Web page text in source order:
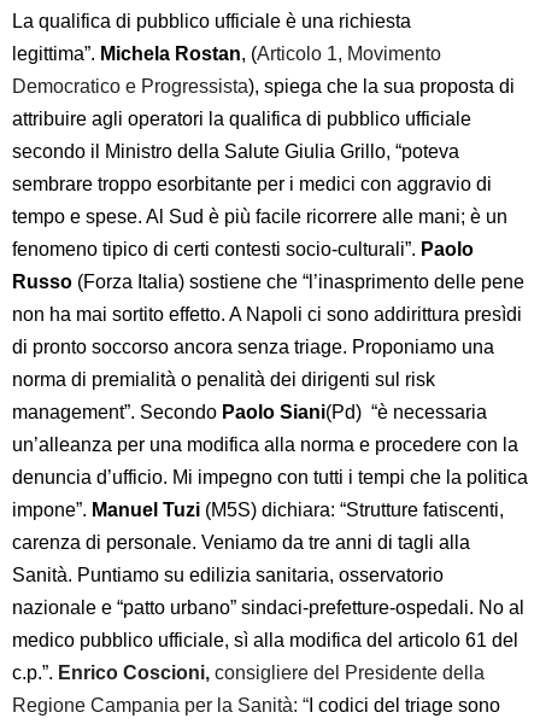
La qualifica di pubblico ufficiale è una richiesta
legittima”. Michela Rostan, (Articolo 1, Movimento
Democratico e Progressista), spiega che la sua proposta di
attribuire agli operatori la qualifica di pubblico ufficiale
secondo il Ministro della Salute Giulia Grillo, “poteva
sembrare troppo esorbitante per i medici con aggravio di
tempo e spese. Al Sud è più facile ricorrere alle mani; è un
fenomeno tipico di certi contesti socio-culturali”. Paolo
Russo (Forza Italia) sostiene che “l’inasprimento delle pene
non ha mai sortito effetto. A Napoli ci sono addirittura presìdi
di pronto soccorso ancora senza triage. Proponiamo una
norma di premialità o penalità dei dirigenti sul risk
management”. Secondo Paolo Siani(Pd) “è necessaria
un’alleanza per una modifica alla norma e procedere con la
denuncia d’ufficio. Mi impegno con tutti i tempi che la politica
impone”. Manuel Tuzi (M5S) dichiara: “Strutture fatiscenti,
carenza di personale. Veniamo da tre anni di tagli alla
Sanità. Puntiamo su edilizia sanitaria, osservatorio
nazionale e “patto urbano” sindaci-prefetture-ospedali. No al
medico pubblico ufficiale, sì alla modifica del articolo 61 del
c.p.”. Enrico Coscioni, consigliere del Presidente della
Regione Campania per la Sanità: “ I codici del triage sono